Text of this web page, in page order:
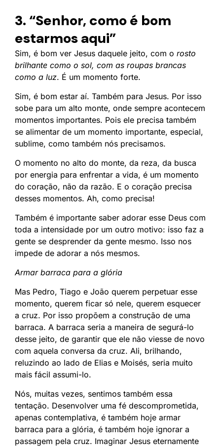
3. “Senhor, como é bom
estarmos aqui”
Sim, é bom ver Jesus daquele jeito, com o rosto
brilhante como o sol, com as roupas brancas
como a luz. É um momento forte.
Sim, é bom estar aí. Também para Jesus. Por isso
sobe para um alto monte, onde sempre acontecem
momentos importantes. Pois ele precisa também
se alimentar de um momento importante, especial,
sublime, como também nós precisamos.
O momento no alto do monte, da reza, da busca
por energia para enfrentar a vida, é um momento
do coração, não da razão. E o coração precisa
desses momentos. Ah, como precisa!
Também é importante saber adorar esse Deus com
toda a intensidade por um outro motivo: isso faz a
gente se desprender da gente mesmo. Isso nos
impede de adorar a nós mesmos.
Armar barraca para a glória
Mas Pedro, Tiago e João querem perpetuar esse
momento, querem ficar só nele, querem esquecer
a cruz. Por isso propõem a construção de uma
barraca. A barraca seria a maneira de segurá-lo
desse jeito, de garantir que ele não viesse de novo
com aquela conversa da cruz. Ali, brilhando,
reluzindo ao lado de Elias e Moisés, seria muito
mais fácil assumi-lo.
Nós, muitas vezes, sentimos também essa
tentação. Desenvolver uma fé descomprometida,
apenas contemplativa, é também hoje armar
barraca para a glória, é também hoje ignorar a
passagem pela cruz. Imaginar Jesus eternamente